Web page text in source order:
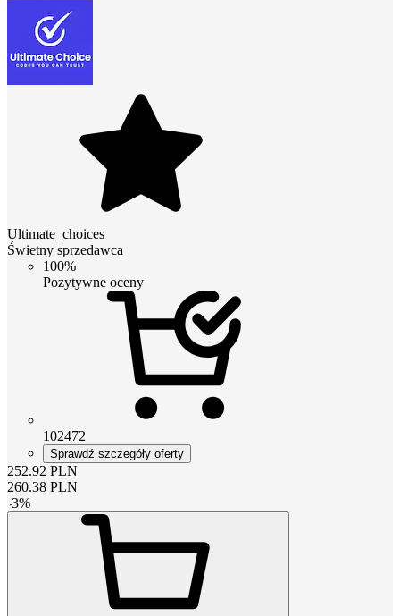
Ultimate_choices
Świetny sprzedawca
100%
Pozytywne oceny
102472
Sprawdź szczegóły oferty
252.92 PLN
260.38 PLN
-3%